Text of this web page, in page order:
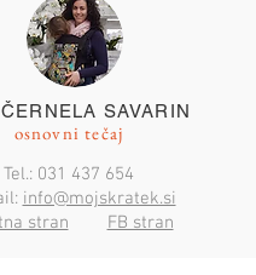
SAVARIN
Tel.: 031 437 654
info@mojskratek.si
stran
FB stran
osnovni tečaj